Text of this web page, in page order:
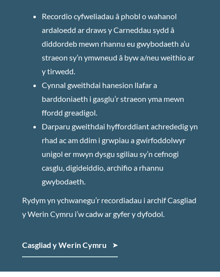
Recordio cyfweliadau â phobl o wahanol
ardaloedd ar draws y Carneddau sydd â
diddordeb mewn rhannu eu gwybodaeth a’u
straeon sy’n ymwneud â byw a/neu weithio ar
y tirwedd.
Cynnal gweithdai hanesion llafar a
barddoniaeth i gasglu’r straeon yma mewn
ffordd greadigol.
Darparu gweithdai hyfforddiant achrededig yn
rhad ac am ddim i grwpiau a gwirfoddolwyr
unigol er mwyn dysgu sgiliau sy’n cefnogi
casglu, digideiddio, archifio a rhannu
gwybodaeth.
Rydym yn ychwanegu’r recordiadau i archif Casgliad
y Werin Cymru i’w cadw ar gyfer y dyfodol.
Casgliad y Werin Cymru